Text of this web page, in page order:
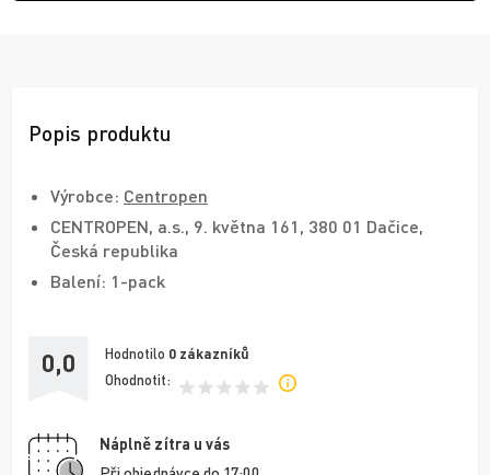
Popis produktu
Výrobce: Centropen
CENTROPEN, a.s., 9. května 161, 380 01 Dačice,
Česká republika
Balení: 1-pack
0,0 Hodnotilo 0 zákazníků
Ohodnotit:
Náplně zítra u vás